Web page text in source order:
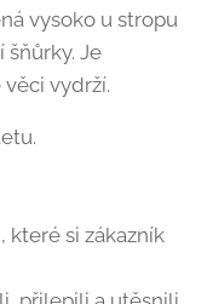
vysoko u stropu
šňůrky. Je
vydrží. 😊
které si zákazník